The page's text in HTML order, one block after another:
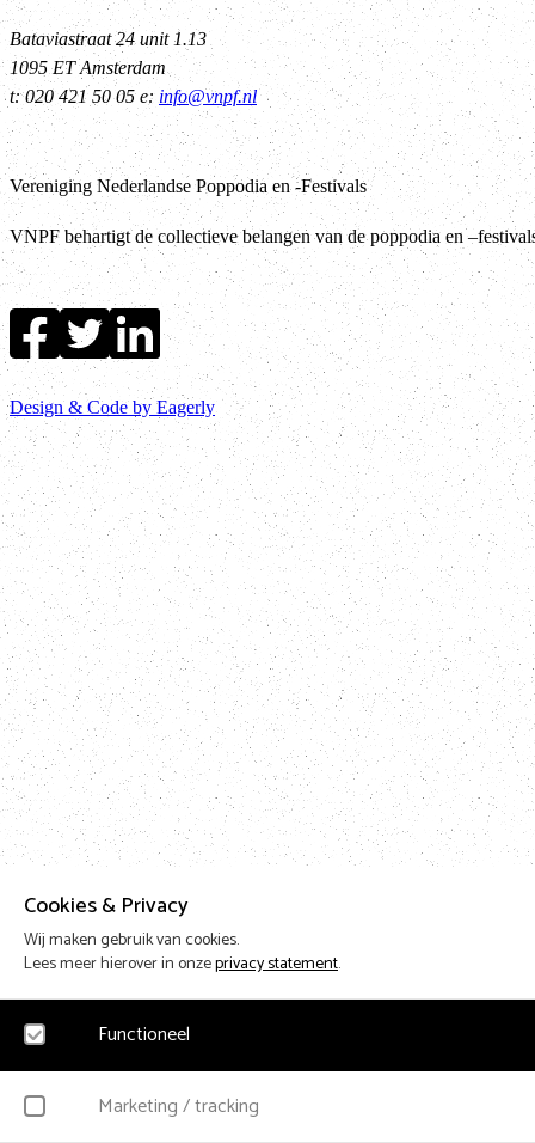
Cookies & Privacy
Wij maken gebruik van cookies.
Lees meer hierover in onzeprivacy statement.
Functioneel
NoodzakelijkMarketing / tracking
Bataviastraat 24 unit 1.13
1095 ET Amsterdam
t: 020 421 50 05 e: info@vnpf.nl
Vereniging Nederlandse Poppodia en -Festivals
VNPF behartigt de collectieve belangen van de poppodia en
Design & Code by Eagerly